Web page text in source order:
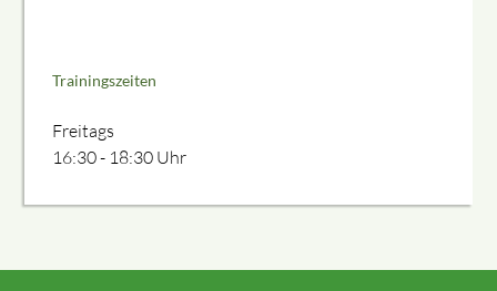
Trainingszeiten
Freitags
16:30 - 18:30 Uhr